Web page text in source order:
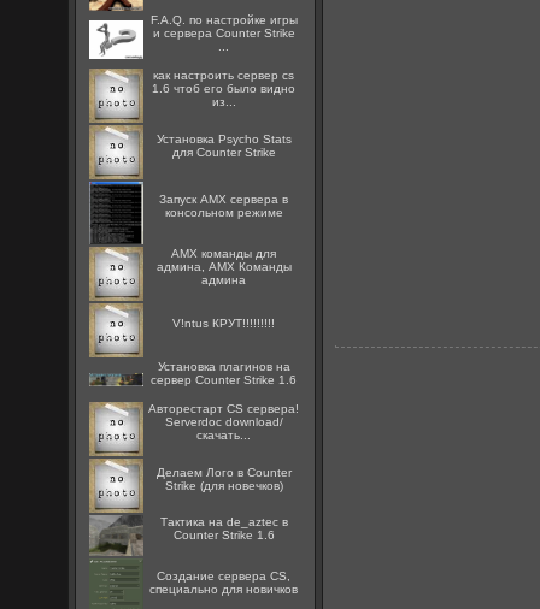
F.A.Q. по настройке игры
и сервера Counter Strike
как настроить сервер cs
1.6 чтоб его было видно
из...
Установка Psycho Stats
для Counter Strike
Запуск AMX сервера в
консольном режиме
AMX команды для
админа, AMX Команды
админа
V!ntus КРУТ!!!!!!!!!
Установка плагинов на
сервер Counter Strike 1.6
Авторестарт CS сервера!
Serverdoc download/
скачать...
Делаем Лого в Counter
Strike (для новечков)
Тактика на de_aztec в
Counter Strike 1.6
Создание сервера CS,
специально для новичков